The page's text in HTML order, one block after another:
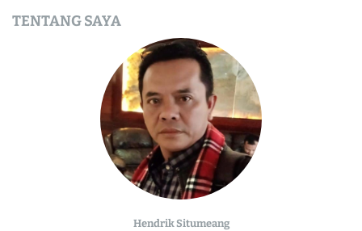
TENTANG SAYA
Hendrik Situmeang